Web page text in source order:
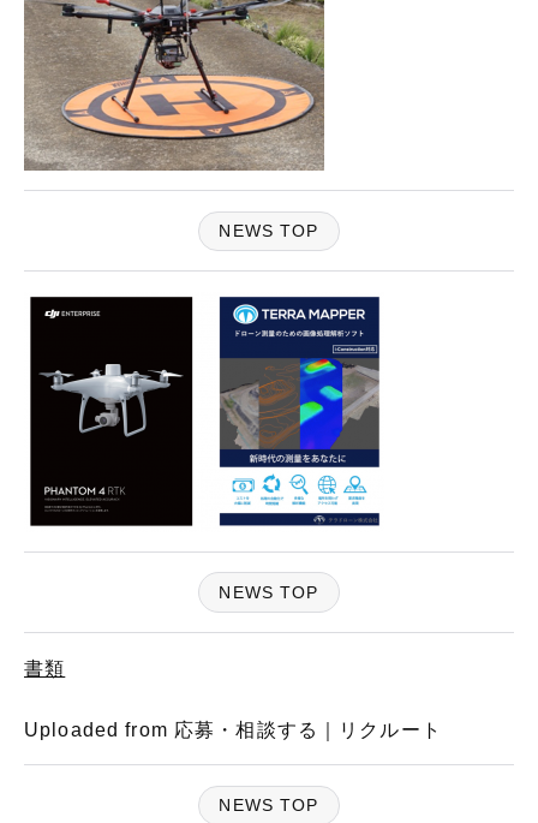
NEWS TOP
NEWS TOP
書類
Uploaded from 応募・相談する｜リクルート
NEWS TOP